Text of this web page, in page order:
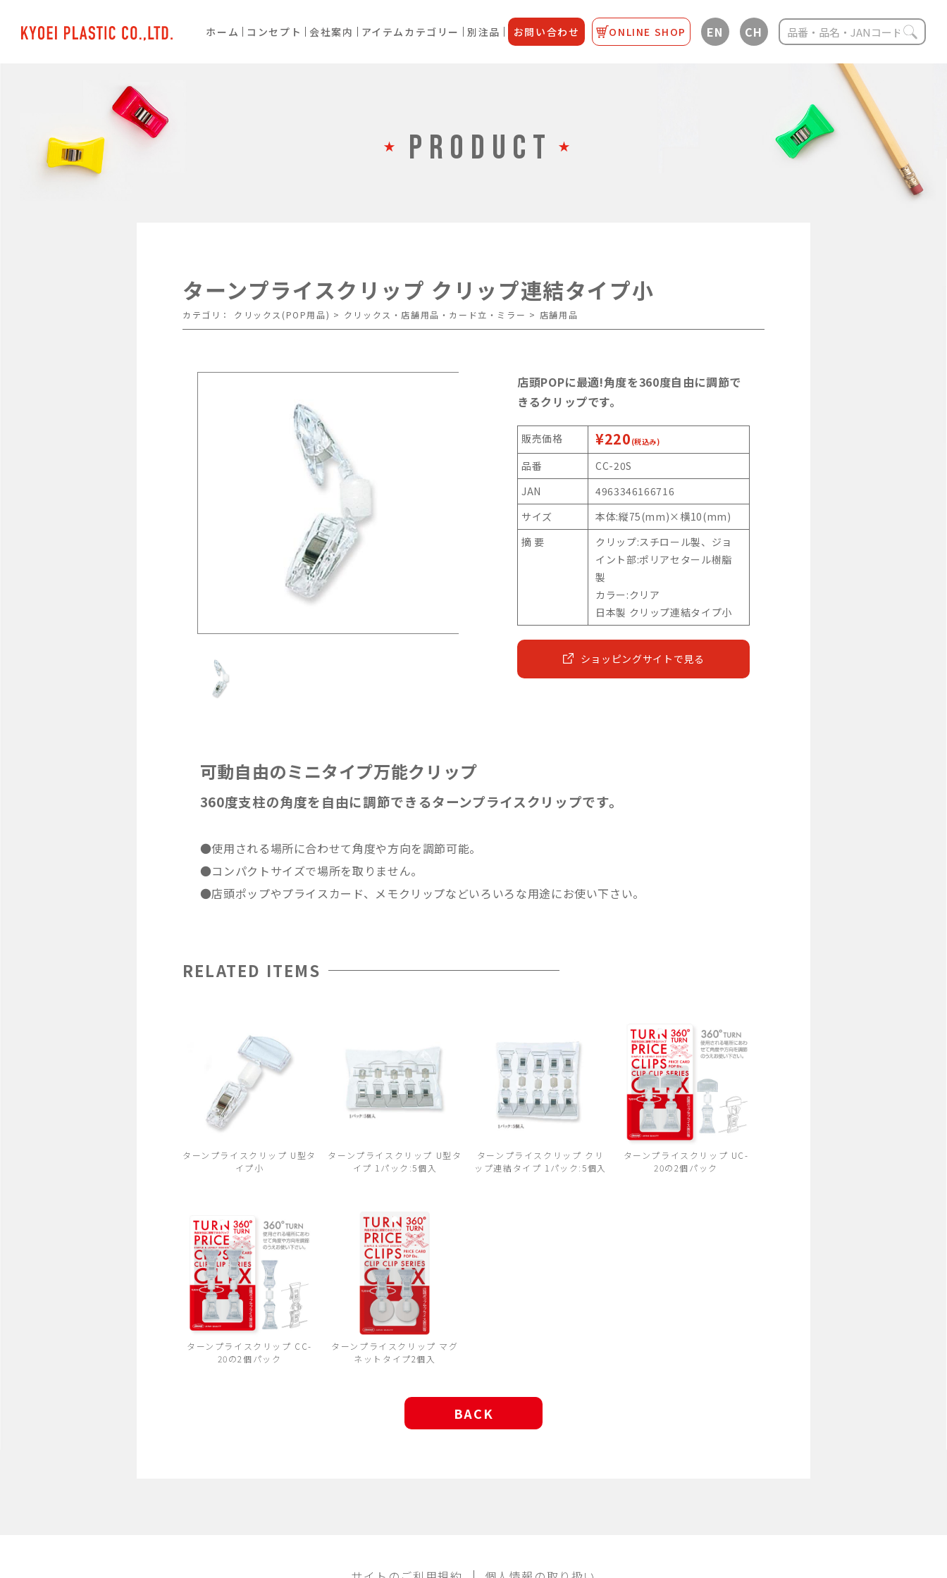
ホーム コンセプト 会社案内 アイテムカテゴリー 別注品 お問い合わせ ONLINE SHOP EN CH
PRODUCT
ターンプライスクリップ クリップ連結タイプ小
カテゴリ： クリックス(POP用品) > クリックス・店舗用品・カード立・ミラー > 店舗用品
店頭POPに最適!角度を360度自由に調節で
きるクリップです。
販売価格 ¥220 (税込み)
品番
CC-20S
JAN
4963346166716
サイズ
本体:縦75(mm)×横10(mm)
摘 要
クリップ:スチロール製、ジョ
イント部:ポリアセタール樹脂
製
カラー:クリア
日本製 クリップ連結タイプ小
ショッピングサイトで見る
可動自由のミニタイプ万能クリップ
360度支柱の角度を自由に調節できるターンプライスクリップです。
●使用される場所に合わせて角度や方向を調節可能。
●コンパクトサイズで場所を取りません。
●店頭ポップやプライスカード、メモクリップなどいろいろな用途にお使い下さい。
RELATED ITEMS
ターンプライスクリップ U型タ
イプ小
ターンプライスクリップ U型タ
イプ 1パック:5個入
ターンプライスクリップ クリ
ップ連結タイプ 1パック:5個入
ターンプライスクリップ UC-
20の2個パック
ターンプライスクリップ CC-
20の2個パック
ターンプライスクリップ マグ
ネットタイプ2個入
BACK